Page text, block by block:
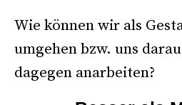
Wie können wir als
umgehen bzw. uns
dagegen anarbeiten?